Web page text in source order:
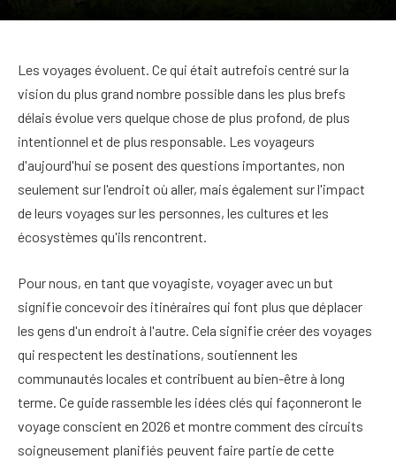
Les voyages évoluent. Ce qui était autrefois centré sur la
vision du plus grand nombre possible dans les plus brefs
délais évolue vers quelque chose de plus profond, de plus
intentionnel et de plus responsable. Les voyageurs
d'aujourd'hui se posent des questions importantes, non
seulement sur l'endroit où aller, mais également sur l'impact
de leurs voyages sur les personnes, les cultures et les
écosystèmes qu'ils rencontrent.
Pour nous, en tant que voyagiste, voyager avec un but
signifie concevoir des itinéraires qui font plus que déplacer
les gens d'un endroit à l'autre. Cela signifie créer des voyages
qui respectent les destinations, soutiennent les
communautés locales et contribuent au bien-être à long
terme. Ce guide rassemble les idées clés qui façonneront le
voyage conscient en 2026 et montre comment des circuits
soigneusement planifiés peuvent faire partie de cette